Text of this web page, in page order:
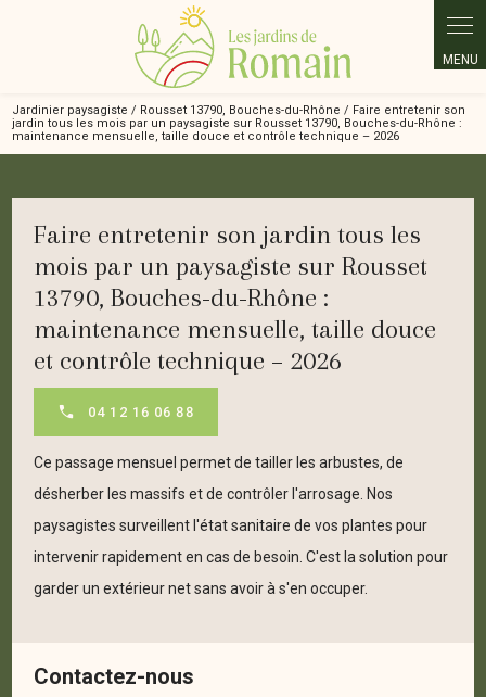
Jardinier paysagiste / Rousset 13790, Bouches-du-Rhône / Faire entretenir son
jardin tous les mois par un paysagiste sur Rousset 13790, Bouches-du-Rhône :
maintenance mensuelle, taille douce et contrôle technique – 2026
Faire entretenir son jardin tous les
mois par un paysagiste sur Rousset
13790, Bouches-du-Rhône :
maintenance mensuelle, taille douce
et contrôle technique – 2026
04 12 16 06 88
Ce passage mensuel permet de tailler les arbustes, de
désherber les massifs et de contrôler l'arrosage. Nos
paysagistes surveillent l'état sanitaire de vos plantes pour
intervenir rapidement en cas de besoin. C'est la solution pour
garder un extérieur net sans avoir à s'en occuper.
Contactez-nous
Panneau de gestion des cookies